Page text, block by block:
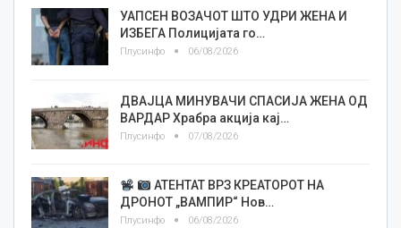
УАПСЕН ВОЗАЧОТ ШТО УДРИ ЖЕНА И
ИЗБЕГА Полицијата го…
Плусинфо 06/08/2026
ДВАЈЦА МИНУВАЧИ СПАСИЈА ЖЕНА ОД
ВАРДАР Храбра акција кај…
Плусинфо 07/08/2026
АТЕНТАТ ВРЗ КРЕАТОРОТ НА
ДРОНОТ „ВАМПИР“ Нов…
Плусинфо 06/08/2026